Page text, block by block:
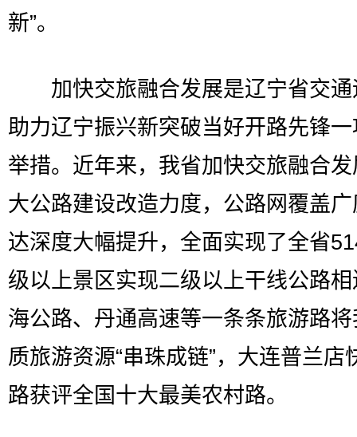
新”。
加快交旅融合发展是辽宁省交通
助力辽宁振兴新突破当好开路先锋
举措。近年来，我省加快交旅融合
大公路建设改造力度，公路网覆盖
达深度大幅提升，全面实现了全省
级以上景区实现二级以上干线公路
海公路、丹通高速等一条条旅游路
质旅游资源“串珠成链”，大连普兰店
路获评全国十大最美农村路。